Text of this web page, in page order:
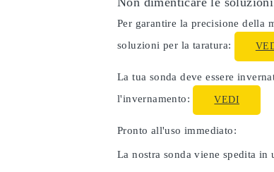
Per garantire la precisione della
soluzioni per la taratura:
La tua sonda deve essere
l'invernamento:
VEDI
Pronto all'uso immediato:
La nostra sonda viene spedita